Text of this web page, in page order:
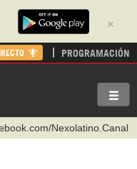
×
PROGRAMACIÓN
Nexolatino.Canal
@nexo_latino